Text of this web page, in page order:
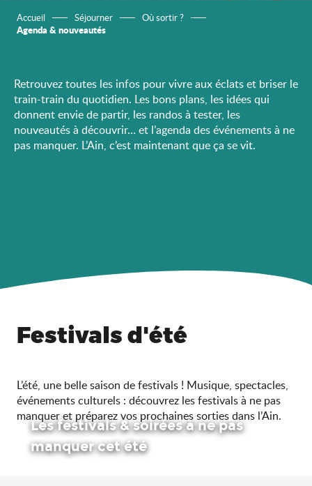
Accueil Séjourner Où sortir ?
Agenda & nouveautés
Retrouvez toutes les infos pour vivre aux éclats et briser le
train-train du quotidien. Les bons plans, les idées qui
donnent envie de partir, les randos à tester, les
nouveautés à découvrir… et l’agenda des événements à ne
pas manquer. L’Ain, c’est maintenant que ça se vit.
Festivals d'été
L’été, une belle saison de festivals ! Musique, spectacles,
événements culturels : découvrez les festivals à ne pas
manquer et préparez vos prochaines sorties dans l’Ain.
Les festivals & soirées à ne pas
manquer cet été